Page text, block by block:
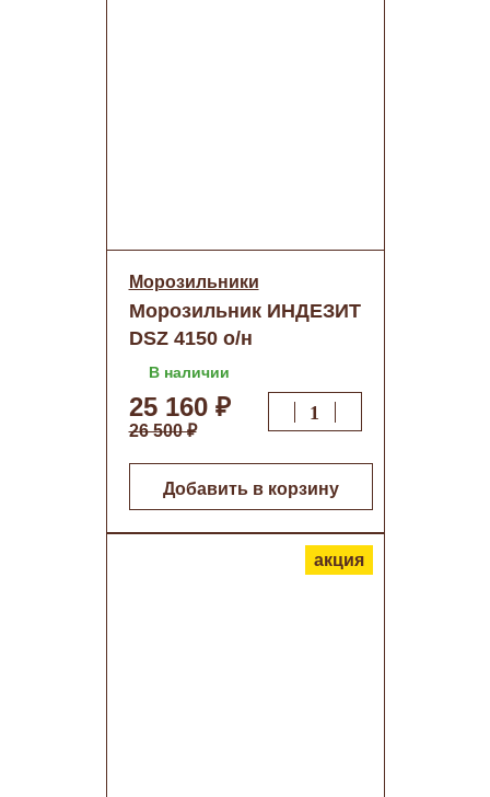
Морозильники
Морозильник ИНДЕЗИТ
DSZ 4150 о/н
В наличии
25 160 ₽
26 500 ₽
Добавить в корзину
акция